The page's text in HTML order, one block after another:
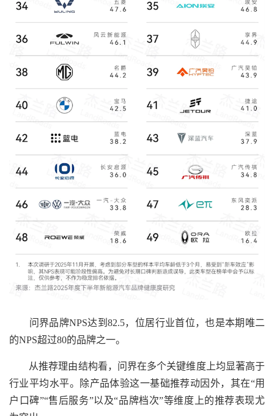
问界品牌NPS达到82.5，位居行业首位，也是本期唯二
的NPS超过80的品牌之一。
从推荐理由结构看，问界在多个关键维度上均显著高于
行业平均水平。除产品体验这一基础推荐动因外，其在“用
户口碑”“售后服务”以及“品牌档次”等维度上的推荐表现尤